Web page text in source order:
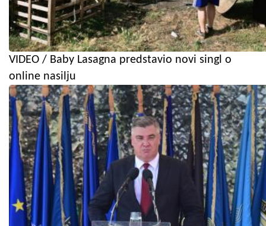
VIDEO / Baby Lasagna predstavio novi singl o
online nasilju